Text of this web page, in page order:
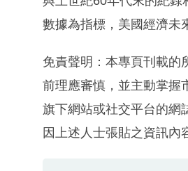
數據為指標，美國經濟未
免責聲明：本專頁刊載的
前理應審慎，並主動掌握
旗下網站或社交平台的網
因上述人士張貼之資訊內